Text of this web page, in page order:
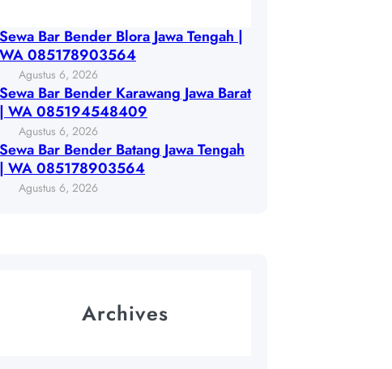
Sewa Bar Bender Blora Jawa Tengah |
WA 085178903564
Agustus 6, 2026
Sewa Bar Bender Karawang Jawa Barat
| WA 085194548409
Agustus 6, 2026
Sewa Bar Bender Batang Jawa Tengah
| WA 085178903564
Agustus 6, 2026
Archives